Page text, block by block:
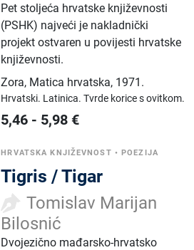
Pet stoljeća hrvatske književnosti
(PSHK) najveći je nakladnički
projekt ostvaren u povijesti hrvatske
književnosti.
Zora, Matica hrvatska, 1971.
Hrvatski. Latinica.Tvrde korice s ovitkom.
5,46 - 5,98 €
HRVATSKA KNJIŽEVNOST •POEZIJA
Tigris / Tigar
Tomislav Marijan
Bilosnić
Dvojezično mađarsko-hrvatsko